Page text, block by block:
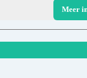
Meer